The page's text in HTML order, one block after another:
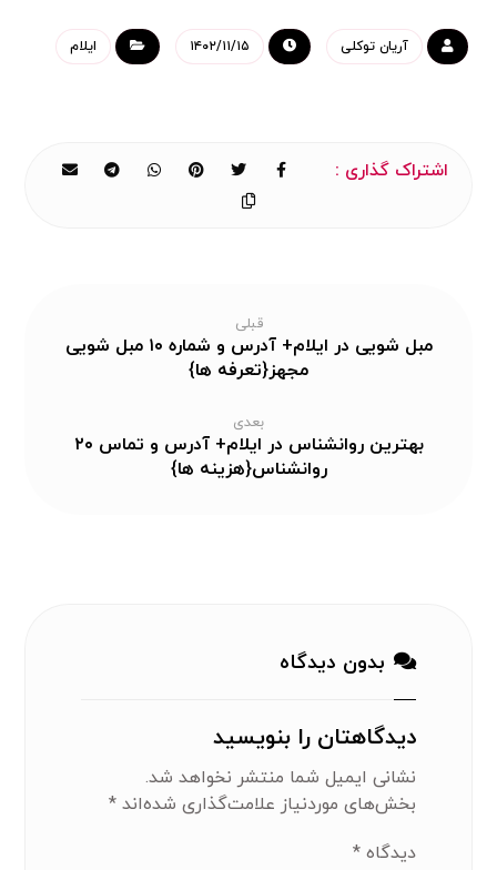
آریان توکلی ۱۴۰۲/۱۱/۱۵ ایلام
قبلی
مبل شویی در ایلام+ آدرس و شماره ۱۰ مبل شویی
مجهز{تعرفه ها}
بعدی
بهترین روانشناس در ایلام+ آدرس و تماس ۲۰
روانشناس{هزینه ها}
بدون دیدگاه
دیدگاهتان را بنویسید
نشانی ایمیل شما منتشر نخواهد شد.
بخش‌های موردنیاز علامت‌گذاری شده‌اند*
دیدگاه*